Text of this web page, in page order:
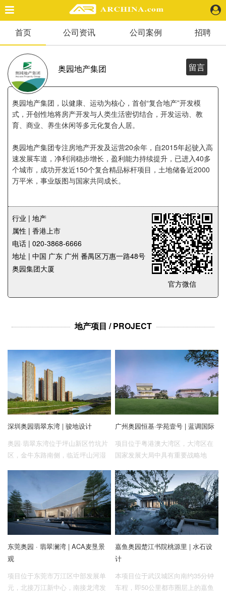
精选案例
建 筑
景 观
室 内
视 频
头条资讯
机 构
人 物
地 产
企业招聘
企业会员
关于投稿
首页 公司资讯 公司案例 招聘
奥园地产集团 留言
奥园地产集团，以健康、运动为核心，首创“复合地产”开发模
式，开创性地将房产开发与人类生活密切结合，开发运动、教
育、商业、养生休闲等多元化复合人居。
奥园地产集团专注房地产开发及运营20余年，自2015年起驶入高
速发展车道，净利润稳步增长，盈利能力持续提升，已进入40多
个城市，成功开发近150个复合精品标杆项目，土地储备近2000
万平米，事业版图与国家共同成长。
官方微信
行业 | 地产
属性 | 香港上市
电话 | 020-3868-6666
地址 | 中国 广东 广州 番禺区万惠一路48号
奥园集团大厦
地产项目 / PROJECT
深圳奥园翡翠东湾 | 骏地设计
奥园·翡翠东湾位于坪山新区竹坑片
区，金牛东路南侧，临近坪山河湿
全城。是深圳“东进发展战略”的中
心，是未来继福田和前海之后的深
圳发展第三极。
广州奥园恒基·学苑壹号 | 蓝调国际
项目位于粤港澳大湾区，大湾区在
国家发展大局中具有重要战略地
质生活圈，成为高质量发展的典
范。此次项目是奥园恒基学苑壹号
的未来滨江豪宅，我们紧跟国际站
位，打造具有国际范的公园社区。
基地紧邻广州大学城二期核心位
置，并与大学城隔江相望，拥有一
线观江的优势，三大公园环绕，自
然资源丰富，从而奠定引林入园的
生态基础，为共享国际艺术社区创
造条件。
东莞奥园 · 翡翠澜湾 | ACA麦垦景
观
项目位于东莞市万江区中部发展单
元，北接万江新中心，南接龙湾发
嘉鱼奥园楚江书院桃源里 | 水石设
计
本项目位于武汉城区向南约35分钟
车程，即50公里都市圈层上的嘉鱼